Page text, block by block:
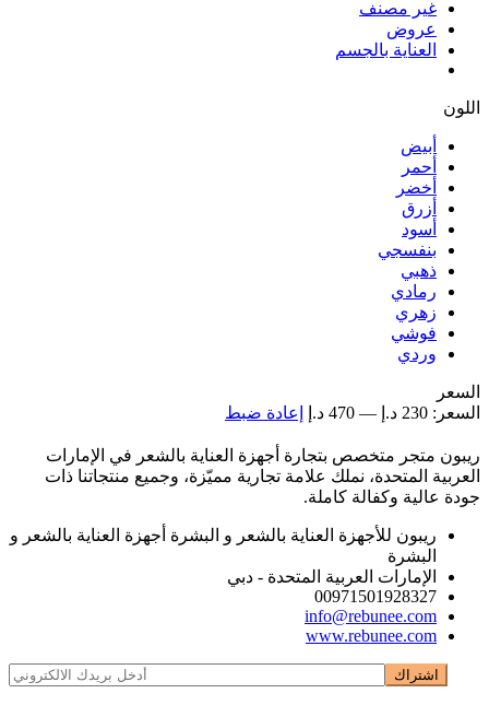
غير مصنف
عروض
العناية بالجسم
اللون
أبيض
أحمر
أخضر
أزرق
أسود
بنفسجي
ذهبي
رمادي
زهري
فوشي
وردي
السعر
السعر: 230 د.إ — 470 د.إ إعادة ضبط
ريبون متجر متخصص بتجارة أجهزة العناية بالشعر في الإمارات
العربية المتحدة، نملك علامة تجارية مميّزة، وجميع منتجاتنا ذات
جودة عالية وكفالة كاملة.
ريبون للأجهزة العناية بالشعر و البشرة أجهزة العناية بالشعر و
البشرة
الإمارات العربية المتحدة - دبي
00971501928327
info@rebunee.com
www.rebunee.com